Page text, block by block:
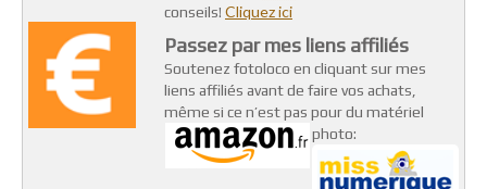
conseils! Cliquez ici
Passez par mes liens affiliés
Soutenez fotoloco en cliquant sur mes
liens affiliés avant de faire vos achats,
même si ce n’est pas pour du matériel
photo: